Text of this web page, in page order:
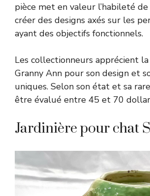
pièce met en valeur l’habileté de
créer des designs axés sur les
ayant des objectifs fonctionnels.
Les collectionneurs apprécient
Granny Ann pour son design et
uniques. Selon son état et sa
être évalué entre 45 et 70
Jardinière pour chat